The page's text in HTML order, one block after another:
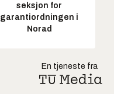
seksjon for
garantiordningen i
Norad
En tjeneste fra